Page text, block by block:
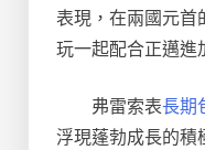
表現，在兩國元首
玩一起配合正邁進
弗雷索表長期
浮現蓬勃成長的積